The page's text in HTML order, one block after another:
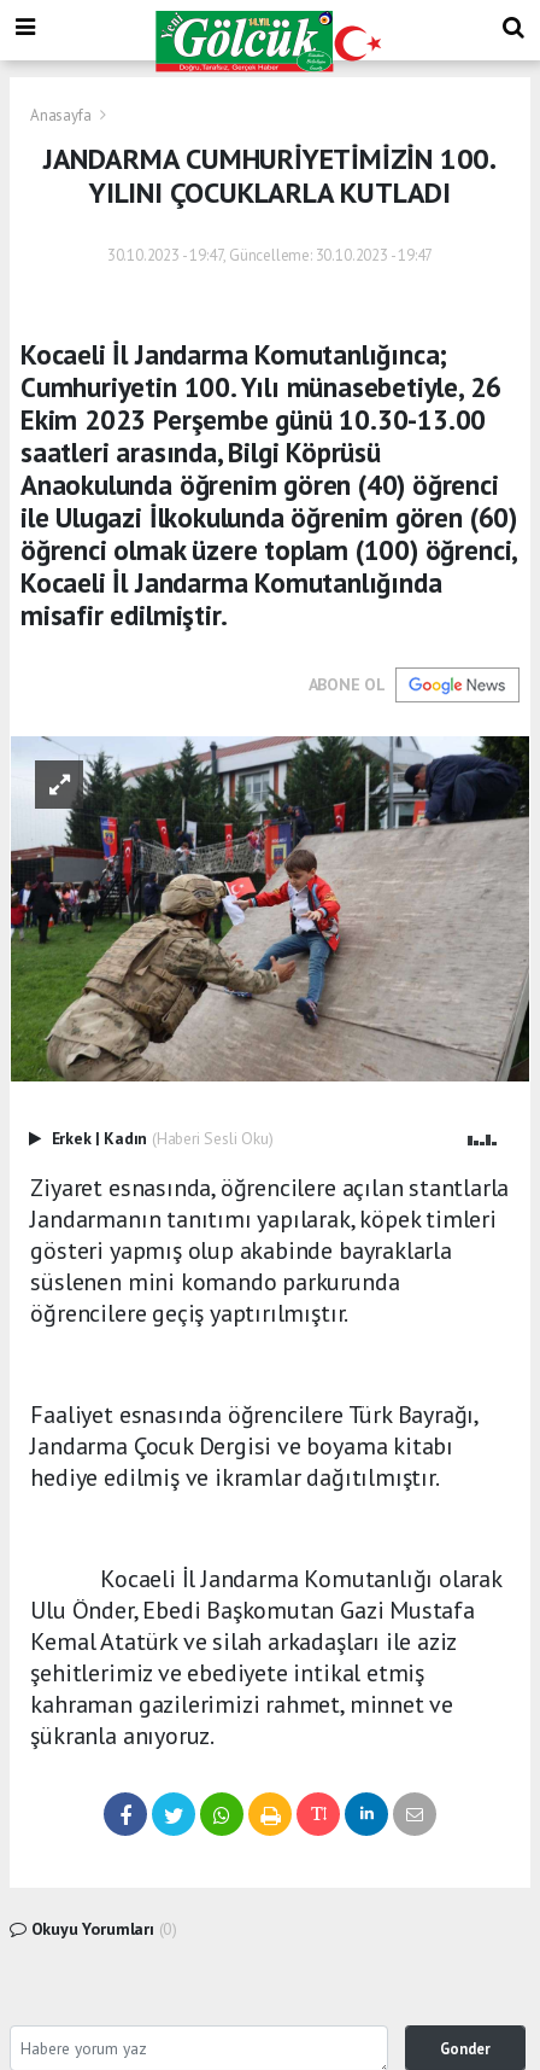
Anasayfa
JANDARMA CUMHURİYETİMİZİN 100.
YILINI ÇOCUKLARLA KUTLADI
30.10.2023 - 19:47, Güncelleme: 30.10.2023 - 19:47
Kocaeli İl Jandarma Komutanlığınca;
Cumhuriyetin 100. Yılı münasebetiyle, 26
Ekim 2023 Perşembe günü 10.30-13.00
saatleri arasında, Bilgi Köprüsü
Anaokulunda öğrenim gören (40) öğrenci
ile Ulugazi İlkokulunda öğrenim gören (60)
öğrenci olmak üzere toplam (100) öğrenci,
Kocaeli İl Jandarma Komutanlığında
misafir edilmiştir.
ABONE OL
Erkek | Kadın (Haberi Sesli Oku)
Ziyaret esnasında, öğrencilere açılan stantlarla
Jandarmanın tanıtımı yapılarak, köpek timleri
gösteri yapmış olup akabinde bayraklarla
süslenen mini komando parkurunda
öğrencilere geçiş yaptırılmıştır.
Faaliyet esnasında öğrencilere Türk Bayrağı,
Jandarma Çocuk Dergisi ve boyama kitabı
hediye edilmiş ve ikramlar dağıtılmıştır.
Kocaeli İl Jandarma Komutanlığı olarak
Ulu Önder, Ebedi Başkomutan Gazi Mustafa
Kemal Atatürk ve silah arkadaşları ile aziz
şehitlerimiz ve ebediyete intikal etmiş
kahraman gazilerimizi rahmet, minnet ve
şükranla anıyoruz.
Okuyu Yorumları (0)
Gonder